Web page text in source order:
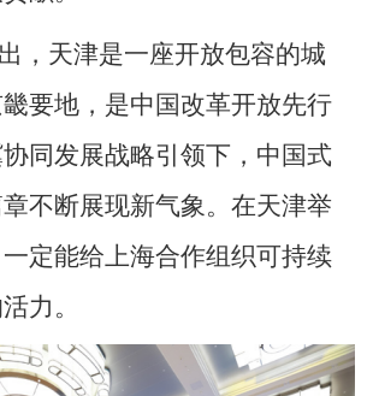
，天津是一座开放包容的城
要地，是中国改革开放先行
同发展战略引领下，中国式
不断展现新气象。在天津举
定能给上海合作组织可持续
力。